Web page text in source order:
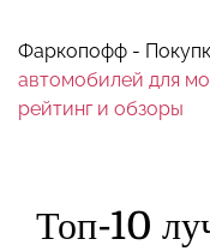
Фаркопофф -
автомобилей для
рейтинг и обзоры
Топ-10